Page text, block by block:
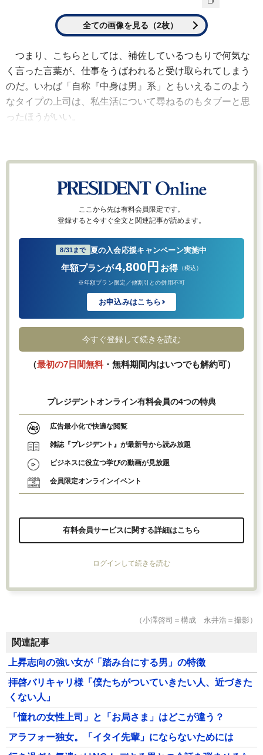
全ての画像を見る（2枚）
つまり、こちらとしては、補佐しているつもりで何気な
く言った言葉が、仕事をうばわれると受け取られてしまう
のだ。いわば「自称『中身は男』系」ともいえるこのよう
なタイプの上司は、私生活について尋ねるのもタブーと思
ったほうがいい。
ここから先は有料会員限定です。
登録すると今すぐ全文と関連記事が読めます。
8/31まで 夏の入会応援キャンペーン実施中
年額プランが4,800円 お得 （税込）
※年額プラン限定／他割引との併用不可
お申込みはこちら
今すぐ登録して続きを読む
（最初の7日間無料・無料期間内はいつでも解約可）
プレジデントオンライン有料会員の4つの特典
広告最小化で快適な閲覧
雑誌『プレジデント』が最新号から読み放題
ビジネスに役立つ学びの動画が見放題
会員限定オンラインイベント
有料会員サービスに関する詳細はこちら
ログインして続きを読む
（小澤啓司＝構成 永井浩＝撮影）
関連記事
上昇志向の強い女が「踏み台にする男」の特徴
拝啓バリキャリ様「僕たちがついていきたい人、近づきた
くない人」
「憧れの女性上司」と「お局さま」はどこが違う？
アラフォー独女。「イタイ先輩」にならないためには